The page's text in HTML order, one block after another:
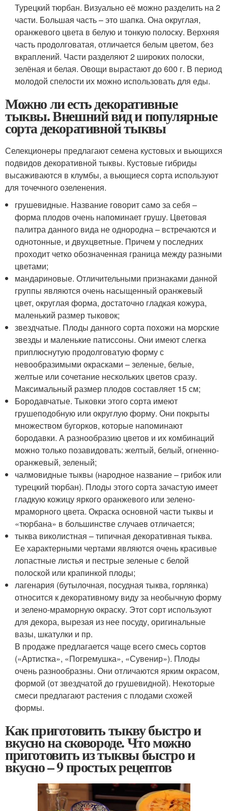
Турецкий тюрбан. Визуально её можно разделить на 2
части. Большая часть – это шапка. Она округлая,
оранжевого цвета в белую и тонкую полоску. Верхняя
часть продолговатая, отличается белым цветом, без
вкраплений. Части разделяют 2 широких полоски,
зелёная и белая. Овощи вырастают до 600 г. В период
молодой спелости их можно использовать для еды.
Можно ли есть декоративные
тыквы. Внешний вид и популярные
сорта декоративной тыквы
Селекционеры предлагают семена кустовых и вьющихся
подвидов декоративной тыквы. Кустовые гибриды
высаживаются в клумбы, а вьющиеся сорта используют
для точечного озеленения.
грушевидные. Название говорит само за себя –
форма плодов очень напоминает грушу. Цветовая
палитра данного вида не однородна – встречаются и
однотонные, и двухцветные. Причем у последних
проходит четко обозначенная граница между разными
цветами;
мандариновые. Отличительными признаками данной
группы являются очень насыщенный оранжевый
цвет, округлая форма, достаточно гладкая кожура,
маленький размер тыковок;
звездчатые. Плоды данного сорта похожи на морские
звезды и маленькие патиссоны. Они имеют слегка
приплюснутую продолговатую форму с
невообразимыми окрасками – зеленые, белые,
желтые или сочетание нескольких цветов сразу.
Максимальный размер плодов составляет 15 см;
Бородавчатые. Тыковки этого сорта имеют
грушеподобную или округлую форму. Они покрыты
множеством бугорков, которые напоминают
бородавки. А разнообразию цветов и их комбинаций
можно только позавидовать: желтый, белый, огненно-
оранжевый, зеленый;
чалмовидные тыквы (народное название – грибок или
турецкий тюрбан). Плоды этого сорта зачастую имеет
гладкую кожицу яркого оранжевого или зелено-
мраморного цвета. Окраска основной части тыквы и
«тюрбана» в большинстве случаев отличается;
тыква виколистная – типичная декоративная тыква.
Ее характерными чертами являются очень красивые
лопастные листья и пестрые зеленые с белой
полоской или крапинкой плоды;
лагенария (бутылочная, посудная тыква, горлянка)
относится к декоративному виду за необычную форму
и зелено-мраморную окраску. Этот сорт используют
для декора, вырезая из нее посуду, оригинальные
вазы, шкатулки и пр.
В продаже предлагается чаще всего смесь сортов
(«Артистка», «Погремушка», «Сувенир»). Плоды
очень разнообразны. Они отличаются ярким окрасом,
формой (от звездчатой до грушевидной). Некоторые
смеси предлагают растения с плодами схожей
формы.
Как приготовить тыкву быстро и
вкусно на сковороде. Что можно
приготовить из тыквы быстро и
вкусно – 9 простых рецептов